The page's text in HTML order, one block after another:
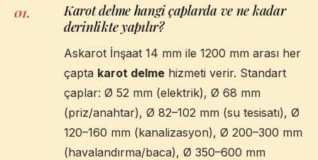
01.
Karot delme hangi çaplarda ve ne kadar
derinlikte yapılır?
Askarot İnşaat 14 mm ile 1200 mm arası her
çapta karot delme hizmeti verir. Standart
çaplar: Ø 52 mm (elektrik), Ø 68 mm
(priz/anahtar), Ø 82–102 mm (su tesisatı), Ø
120–160 mm (kanalizasyon), Ø 200–300 mm
(havalandırma/baca), Ø 350–600 mm